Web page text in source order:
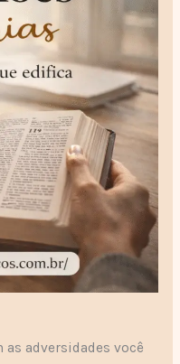
as adversidades você